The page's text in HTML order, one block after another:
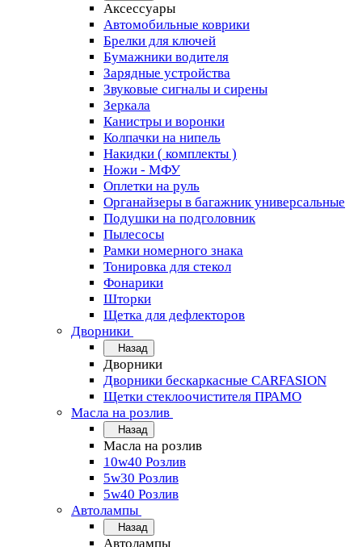
Аксессуары
Автомобильные коврики
Брелки для ключей
Бумажники водителя
Зарядные устройства
Звуковые сигналы и сирены
Зеркала
Канистры и воронки
Колпачки на нипель
Накидки ( комплекты )
Ножи - МФУ
Оплетки на руль
Органайзеры в багажник универсальные
Подушки на подголовник
Пылесосы
Рамки номерного знака
Тонировка для стекол
Фонарики
Шторки
Щетка для дефлекторов
Дворники
Назад
Дворники
Дворники бескаркасные CARFASION
Щетки стеклоочистителя ПРАМО
Масла на розлив
Назад
Масла на розлив
10w40 Розлив
5w30 Розлив
5w40 Розлив
Автолампы
Назад
Автолампы